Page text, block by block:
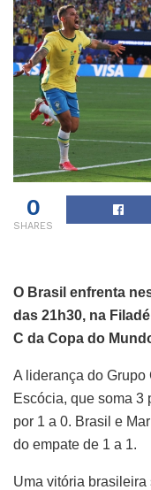
0
SHARES
O Brasil enfrenta
das 21h30, na
C da Copa do
A liderança do Grupo
Escócia, que soma 3
por 1 a 0. Brasil e
do empate de 1 a 1.
Uma vitória brasileira